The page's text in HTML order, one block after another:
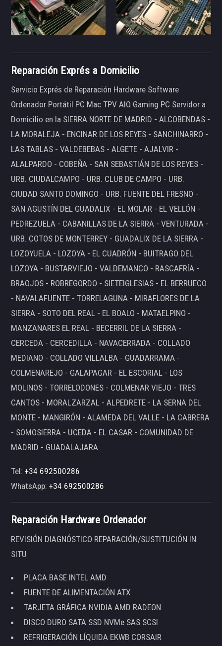
Reparación Exprés a Domicilio
Servicio Exprés de Reparación Hardware Software
Ordenador Portátil PC Mac TPV AIO Gaming PC Servidor a
Domicilio en la SIERRA NORTE DE MADRID - ALCOBENDAS -
LA MORALEJA - ENCINAR DE LOS REYES - SANCHINARRO -
LAS TABLAS - VALDEBEBAS - ALGETE - AJALVIR -
ALALPARDO - COBEÑA - SAN SEBASTIÁN DE LOS REYES -
URB. CIUDALCAMPO - URB. CLUB DE CAMPO - URB.
CIUDAD SANTO DOMINGO - URB. FUENTE DEL FRESNO -
SAN AGUSTÍN DEL GUADALIX - EL MOLAR - EL VELLÓN -
PEDREZUELA - CABANILLAS DE LA SIERRA - VENTURADA -
URB. COTOS DE MONTERREY - GUADALIX DE LA SIERRA -
LOZOYUELA - LOZOYA - EL CUADRÓN - BUITRAGO DEL
LOZOYA - BUSTARVIEJO - VALDEMANCO - RASCAFRÍA -
BRAOJOS - ROBREGORDO - SIETEIGLESIAS - EL BERRUECO
- NAVALAFUENTE - TORRELAGUNA - MIRAFLORES DE LA
SIERRA - SOTO DEL REAL - EL BOALO - MATAELPINO -
MANZANARES EL REAL - BECERRIL DE LA SIERRA -
CERCEDA - CERCEDILLA - NAVACERRADA - COLLADO
MEDIANO - COLLADO VILLALBA - GUADARRAMA -
COLMENAREJO - GALAPAGAR - EL ESCORIAL - LOS
MOLINOS - TORRELODONES - COLMENAR VIEJO - TRES
CANTOS - MORALZARZAL - ALPEDRETE - LA SERNA DEL
MONTE - MANGIRÓN - ALAMEDA DEL VALLE - LA CABRERA
- SOMOSIERRA - UCEDA - EL CASAR - COMUNIDAD DE
MADRID - GUADALAJARA
Tel:+34 692500286
WhatsApp:+34 692500286
Reparación Hardware Ordenador
REVISIÓN DIAGNÓSTICO REPARACIÓN/SUSTITUCIÓN IN
SITU
PLACA BASE INTEL AMD
FUENTE DE ALIMENTACIÓN ATX
TARJETA GRÁFICA NVIDIA AMD RADEON
DISCO DURO SATA SSD NVMe SAS SCSI
REFRIGERACIÓN LÍQUIDA EKWB CORSAIR